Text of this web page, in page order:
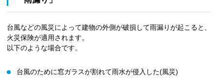
台風などの風災によって建物の外側が破損して雨漏りが起こると、
火災保険が適用されます。
以下のような場合です。
台風のために窓ガラスが割れて雨水が侵入した(風災)